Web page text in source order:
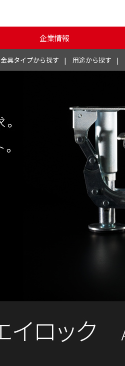
企業情報
金具タイプから探す 用途から探す